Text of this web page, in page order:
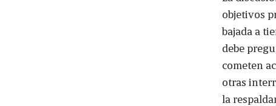
objetivos
bajada a
debe
cometen
otras
la